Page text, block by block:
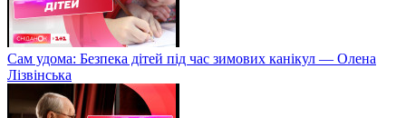
Сам удома: Безпека дітей під час зимових канікул — Олена
Лізвінська